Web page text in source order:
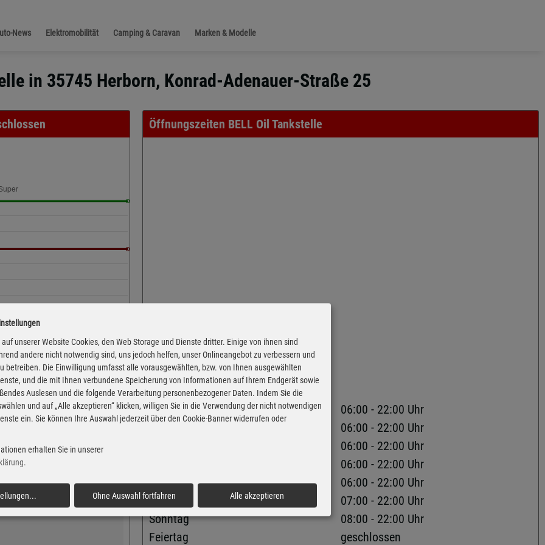
News Elektromobilität Camping & Caravan Marken & Modelle
in 35745 Herborn, Konrad-Adenauer-Straße 25
der Markttransparenzstelle
Informationsdienst,
übernehmen. Alle
der jeweiligen
Felder an uns übermitteln.
Öffnungszeiten BELL Oil Tankstelle
Adresse
Konrad-Adenauer-Straße 25
35745 Herborn
Montag
06:00 - 22:00 Uhr
06:00 - 22:00 Uhr
06:00 - 22:00 Uhr
06:00 - 22:00 Uhr
Freitag
06:00 - 22:00 Uhr
Samstag
07:00 - 22:00 Uhr
Sonntag
08:00 - 22:00 Uhr
Feiertag
geschlossen
unserer Website Cookies, den Web Storage und Dienste dritter. Einige von ihnen sind
andere nicht notwendig sind, uns jedoch helfen, unser Onlineangebot zu verbessern und
betreiben. Die Einwilligung umfasst alle vorausgewählten, bzw. von Ihnen ausgewählten
und die mit Ihnen verbundene Speicherung von Informationen auf Ihrem Endgerät sowie
Auslesen und die folgende Verarbeitung personenbezogener Daten. Indem Sie die
und auf „Alle akzeptieren“ klicken, willigen Sie in die Verwendung der nicht notwendigen
ein. Sie können Ihre Auswahl jederzeit über den Cookie-Banner widerrufen oder
erhalten Sie in unserer
.
... Ohne Auswahl fortfahren Alle akzeptieren